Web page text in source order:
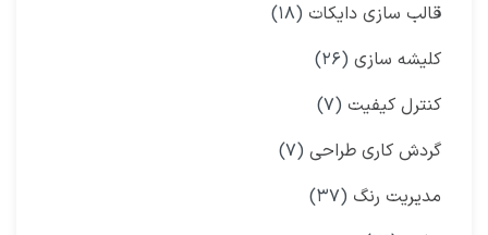
قالب سازی دایکات (۱۸)
کلیشه سازی (۲۶)
کنترل کیفیت (۷)
گردش کاری طراحی (۷)
مدیریت رنگ (۳۷)